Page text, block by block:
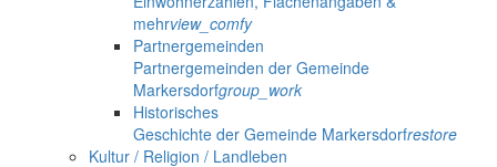
mehrview_comfy
Partnergemeinden
Partnergemeinden der Gemeinde
Markersdorfgroup_work
Historisches
Geschichte der Gemeinde Markersdorfrestore
Kultur / Religion / Landleben